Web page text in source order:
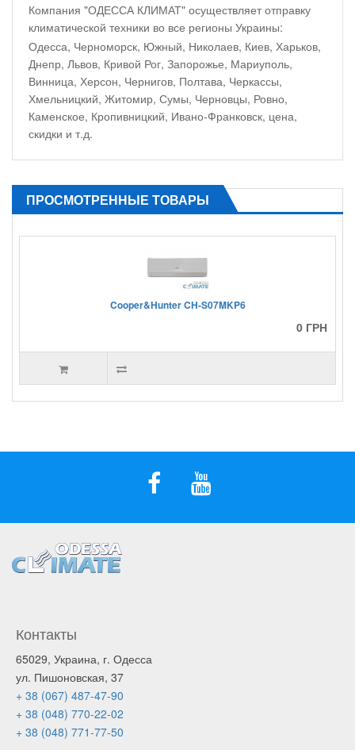
Компания "ОДЕССА КЛИМАТ" осуществляет отправку
климатической техники во все регионы Украины:
Одесса, Черноморск, Южный, Николаев, Киев, Харьков,
Днепр, Львов, Кривой Рог, Запорожье, Мариуполь,
Винница, Херсон, Чернигов, Полтава, Черкассы,
Хмельницкий, Житомир, Сумы, Черновцы, Ровно,
Каменское, Кропивницкий, Ивано-Франковск, цена,
скидки и т.д.
ПРОСМОТРЕННЫЕ ТОВАРЫ
Cooper&Hunter CH-S07MKP6
0 ГРН
Контакты
65029, Украина, г. Одесса
ул. Пишоновская, 37
+ 38 (067) 487-47-90
+ 38 (048) 770-22-02
+ 38 (048) 771-77-50